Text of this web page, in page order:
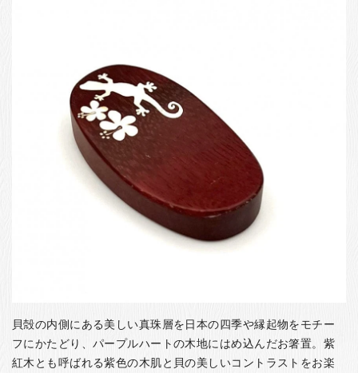
ご利用ガイド
法人・飲食店のお客様
お客様の声
貝殻の内側にある美しい真珠層を日本の四季や縁起物をモチー
フにかたどり、パープルハートの木地にはめ込んだお箸置。紫
紅木とも呼ばれる紫色の木肌と貝の美しいコントラストをお楽